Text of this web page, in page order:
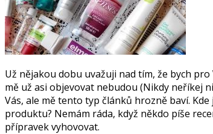
Už nějakou dobu uvažuji nad tím, že bych
mě už asi objevovat nebudou (Nikdy neříkej
Vás, ale mě tento typ článků hrozně baví.
produktu? Nemám ráda, když někdo píše
přípravek vyhovovat.